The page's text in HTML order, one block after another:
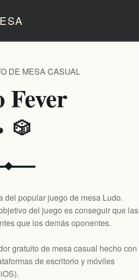
🎲
DE MESA CASUAL
del popular juego de mesa Ludo.
del juego es conseguir que las
que los demás oponentes.
gratuito de mesa casual hecho con
de escritorio y móviles
).